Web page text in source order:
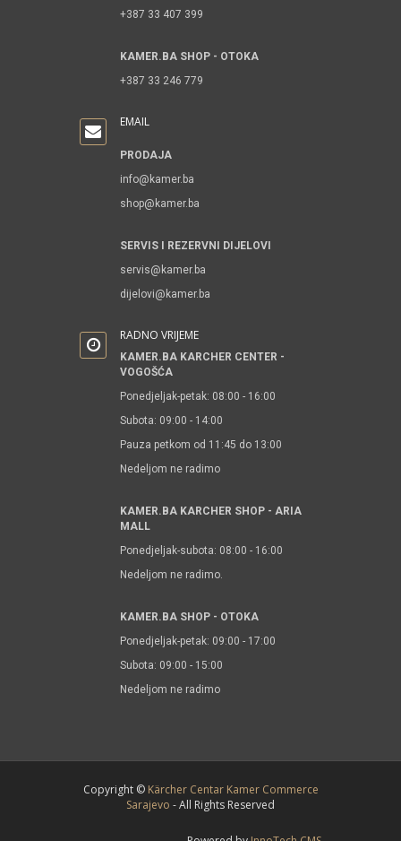
+387 33 407 399
KAMER.BA SHOP - OTOKA
+387 33 246 779
EMAIL
PRODAJA
info@kamer.ba
shop@kamer.ba
SERVIS I REZERVNI DIJELOVI
servis@kamer.ba
dijelovi@kamer.ba
RADNO VRIJEME
KAMER.BA KARCHER CENTER -
VOGOŠĆA
Ponedjeljak-petak: 08:00 - 16:00
Subota: 09:00 - 14:00
Pauza petkom od 11:45 do 13:00
Nedeljom ne radimo
KAMER.BA KARCHER SHOP - ARIA
MALL
Ponedjeljak-subota: 08:00 - 16:00
Nedeljom ne radimo.
KAMER.BA SHOP - OTOKA
Ponedjeljak-petak: 09:00 - 17:00
Subota: 09:00 - 15:00
Nedeljom ne radimo
Copyright © Kärcher Centar Kamer Commerce
Sarajevo - All Rights Reserved